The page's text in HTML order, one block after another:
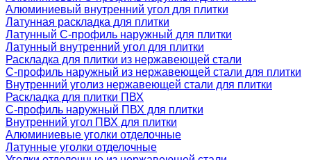
Алюминиевый внутренний угол для плитки
Латунная раскладка для плитки
Латунный С-профиль наружный для плитки
Латунный внутренний угол для плитки
Раскладка для плитки из нержавеющей стали
С-профиль наружный из нержавеющей стали для плитки
Внутренний уголиз нержавеющей стали для плитки
Раскладка для плитки ПВХ
С-профиль наружный ПВХ для плитки
Внутренний угол ПВХ для плитки
Алюминиевые уголки отделочные
Латунные уголки отделочные